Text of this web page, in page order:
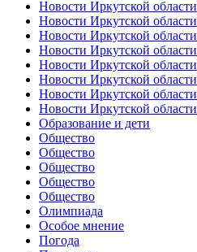
Новости Иркутской области
Новости Иркутской области
Новости Иркутской области
Новости Иркутской области
Новости Иркутской области
Новости Иркутской области
Новости Иркутской области
Новости Иркутской области
Образование и дети
Общество
Общество
Общество
Общество
Общество
Олимпиада
Особое мнение
Погода